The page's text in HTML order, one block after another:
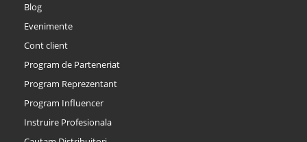
Blog
Evenimente
Cont client
Program de Parteneriat
Program Reprezentant
Program Influencer
Instruire Profesionala